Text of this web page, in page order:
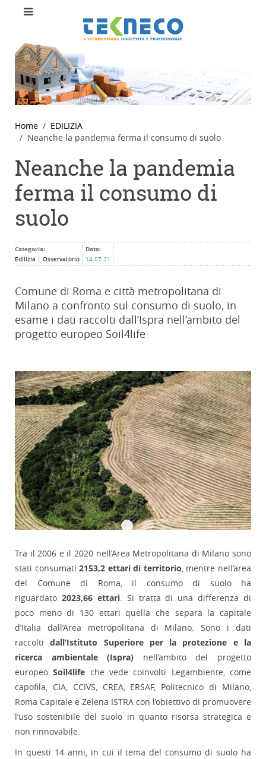
Home
EDILIZIA
Neanche la pandemia ferma il consumo di suolo
Neanche la pandemia
ferma il consumo di
suolo
Categoria:
Edilizia Osservatorio
Data:
14.07.21
Comune di Roma e città metropolitana di
Milano a confronto sul consumo di suolo, in
esame i dati raccolti dall’Ispra nell’ambito del
progetto europeo Soil4life
Tra il 2006 e il 2020 nell’Area Metropolitana di Milano sono
stati consumati2153,2 ettari di territorio, mentre nell’area
del Comune di Roma, il consumo di suolo ha
riguardato 2023,66 ettari. Si tratta di una differenza di
poco meno di 130 ettari quella che separa la capitale
d’Italia dall’Area metropolitana di Milano. Sono i dati
raccoltidall’Istituto Superiore per la protezione e la
ricerca ambientale (Ispra) nell’ambito del progetto
europeoSoil4life che vede coinvolti Legambiente, come
capofila, CIA, CCIVS, CREA, ERSAF, Politecnico di Milano,
Roma Capitale e Zelena ISTRA con l’obiettivo di promuovere
l’uso sostenibile del suolo in quanto risorsa strategica e
non rinnovabile.
In questi 14 anni, in cui il tema del consumo di suolo ha